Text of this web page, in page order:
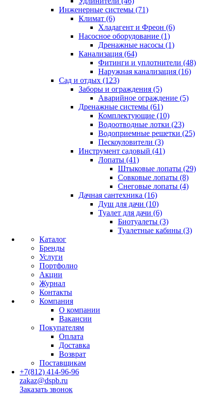
Инженерные системы (71)
Климат (6)
Хладагент и Фреон (6)
Насосное оборудование (1)
Дренажные насосы (1)
Канализация (64)
Фитинги и уплотнители (48)
Наружная канализация (16)
Сад и отдых (123)
Заборы и ограждения (5)
Аварийное ограждение (5)
Дренажные системы (61)
Комплектующие (10)
Водоотводные лотки (23)
Водоприемные решетки (25)
Пескоуловители (3)
Инструмент садовый (41)
Лопаты (41)
Штыковые лопаты (29)
Совковые лопаты (8)
Снеговые лопаты (4)
Дачная сантехника (16)
Душ для дачи (10)
Туалет для дачи (6)
Биотуалеты (3)
Туалетные кабины (3)
Каталог
Бренды
Услуги
Портфолио
Акции
Журнал
Контакты
Компания
О компании
Вакансии
Покупателям
Оплата
Доставка
Возврат
Поставщикам
+7(812) 414-96-96
zakaz@dspb.ru
Заказать звонок